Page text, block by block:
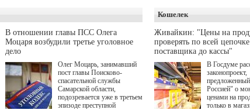
на трудоустройство и более
спокойную адаптацию к
мирной жизни.
Сергея
роли в
Артем
Гухман,
Устимова,
Святослав
Котрелёв,
Кологривый,
Чучилин,
Нестерова,
В отношении главы ПСС Олега
Моцаря возбудили третье уголовное
дело
Олег Моцарь, занимавший
пост главы Поисково-
спасательной службы
Самарской области,
подозревается уже в третьем
эпизоде преступной
Кошелек
Живайкин: "Цены на
проверять по всей
поставщика до кассы"
В Госдуме
законопроект,
Россией" о
ценами на
только в